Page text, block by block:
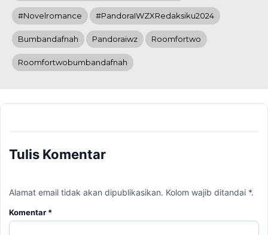
#novelromance #PandoraIWZXRedaksiku2024
Bumbandafnah Pandoraiwz Roomfortwo
Roomfortwobumbandafnah
Tulis Komentar
Alamat email tidak akan dipublikasikan. Kolom wajib ditandai *.
Komentar *